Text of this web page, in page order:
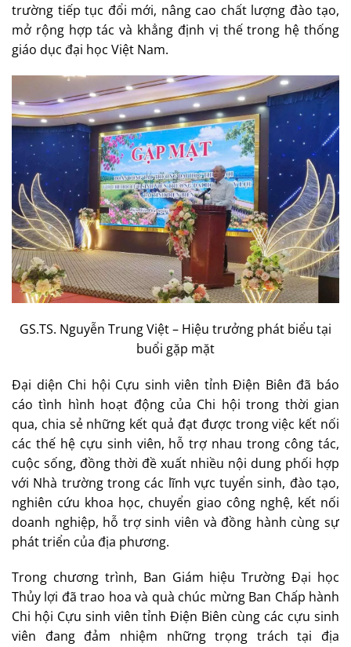
trường tiếp tục đổi mới, nâng cao chất lượng đào tạo,
mở rộng hợp tác và khẳng định vị thế trong hệ thống
giáo dục đại học Việt Nam.
GS.TS. Nguyễn Trung Việt – Hiệu trưởng phát biểu tại
buổi gặp mặt
Đại diện Chi hội Cựu sinh viên tỉnh Điện Biên đã báo
cáo tình hình hoạt động của Chi hội trong thời gian
qua, chia sẻ những kết quả đạt được trong việc kết nối
các thế hệ cựu sinh viên, hỗ trợ nhau trong công tác,
cuộc sống, đồng thời đề xuất nhiều nội dung phối hợp
với Nhà trường trong các lĩnh vực tuyển sinh, đào tạo,
nghiên cứu khoa học, chuyển giao công nghệ, kết nối
doanh nghiệp, hỗ trợ sinh viên và đồng hành cùng sự
phát triển của địa phương.
Trong chương trình, Ban Giám hiệu Trường Đại học
Thủy lợi đã trao hoa và quà chúc mừng Ban Chấp hành
Chi hội Cựu sinh viên tỉnh Điện Biên cùng các cựu sinh
viên đang đảm nhiệm những trọng trách tại địa